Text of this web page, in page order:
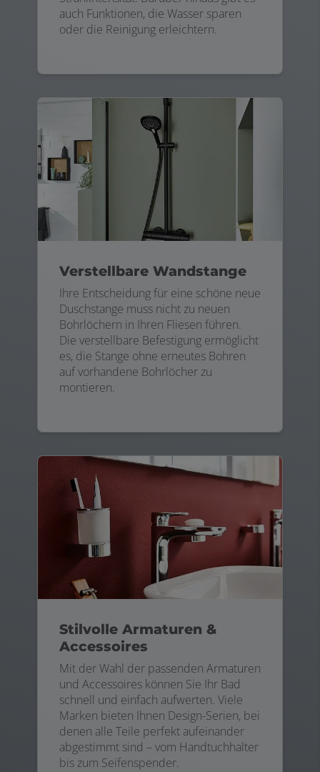
auch Funktionen, die Wasser sparen
oder die Reinigung erleichtern.
Verstellbare Wandstange
Ihre Entscheidung für eine schöne neue
Duschstange muss nicht zu neuen
Bohrlöchern in Ihren Fliesen führen.
Die verstellbare Befestigung ermöglicht
es, die Stange ohne erneutes Bohren
auf vorhandene Bohrlöcher zu
montieren.
Stilvolle Armaturen &
Accessoires
Mit der Wahl der passenden Armaturen
und Accessoires können Sie Ihr Bad
schnell und einfach aufwerten. Viele
Marken bieten Ihnen Design-Serien, bei
denen alle Teile perfekt aufeinander
abgestimmt sind – vom Handtuchhalter
bis zum Seifenspender.